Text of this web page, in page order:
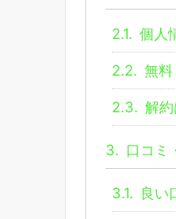
2.1. 個人
2.2. 無料
2.3. 解
3. 口コミ
3.1. 良い